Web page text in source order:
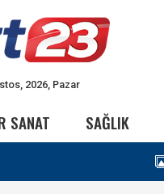
2026, Pazar
SANAT SAĞLIK